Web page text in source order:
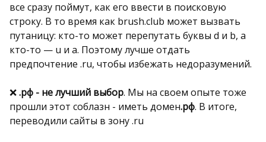
все сразу поймут, как его ввести в поисковую
строку. В то время как brush.club может вызвать
путаницу: кто-то может перепутать буквы d и b, а
кто-то — u и a. Поэтому лучше отдать
предпочтение .ru, чтобы избежать недоразумений.
❌.рф - не лучший выбор. Мы на своем опыте тоже
прошли этот соблазн - иметь домен.рф. В итоге,
переводили сайты в зону .ru